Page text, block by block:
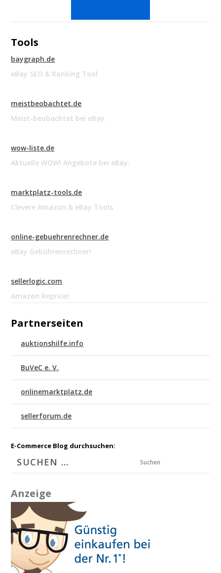
Tools
baygraph.de
eBay SEO & Ranking Tool
meistbeobachtet.de
Meist-beobachtet bei eBay.
wow-liste.de
Aktuelle WOW! Angebote bei eBay.
marktplatz-tools.de
Clevere Amazon & eBay Tools
online-gebuehrenrechner.de
eBay Gebührenrechner!
sellerlogic.com
Amazon Repricer
Partnerseiten
auktionshilfe.info
BuVeC e. V.
onlinemarktplatz.de
sellerforum.de
E-Commerce Blog durchsuchen:
Suchen
Anzeige